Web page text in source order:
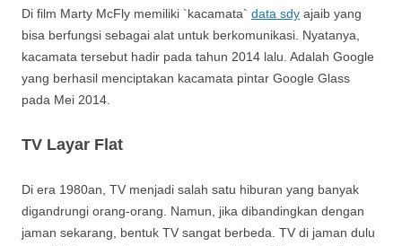
Di film Marty McFly memiliki `kacamata` data sdy ajaib yang
bisa berfungsi sebagai alat untuk berkomunikasi. Nyatanya,
kacamata tersebut hadir pada tahun 2014 lalu. Adalah Google
yang berhasil menciptakan kacamata pintar Google Glass
pada Mei 2014.
TV Layar Flat
Di era 1980an, TV menjadi salah satu hiburan yang banyak
digandrungi orang-orang. Namun, jika dibandingkan dengan
jaman sekarang, bentuk TV sangat berbeda. TV di jaman dulu